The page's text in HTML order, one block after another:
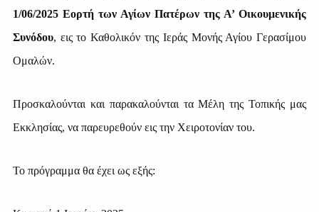
1/06/2025 Εορτή των Αγίων Πατέρων της Α’ Οικουμενικής
Συνόδου, εις το Καθολικόν της Ιεράς Μονής Αγίου Γερασίμου
Ομαλών.
Προσκαλούνται και παρακαλούνται τα Μέλη της Τοπικής μας
Εκκλησίας, να παρευρεθούν εις την Χειροτονίαν του.
Το πρόγραμμα θα έχει ως εξής: